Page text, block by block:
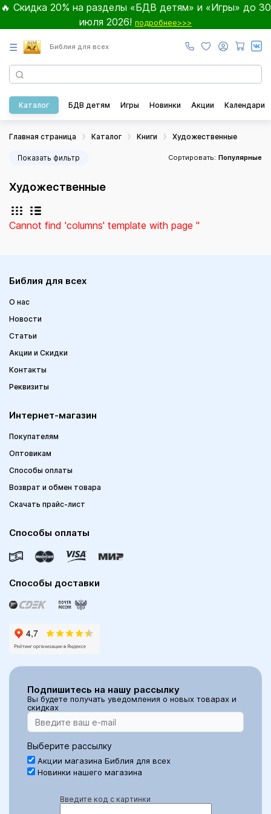
🔥 Скидка 20% на разделы «БДВ детям» и «Игры» до 30
июля 2026! подробнее>>>
☰ Библия для всех
Каталог БДВ детям Игры Новинки Акции Календари
Главная страница Каталог Книги Художественные
Показать фильтр Сортировать: Популярные
Художественные
Cannot find 'columns' template with page ''
Библия для всех
О нас
Новости
Статьи
Акции и Скидки
Контакты
Реквизиты
Интернет-магазин
Покупателям
Оптовикам
Способы оплаты
Возврат и обмен товара
Скачать прайс-лист
Способы оплаты
Способы доставки
Подпишитесь на нашу рассылку
Вы будете получать уведомления о новых товарах и
скидках
Выберите рассылку
Акции магазина Библия для всех
Новинки нашего магазина
Введите код с картинки